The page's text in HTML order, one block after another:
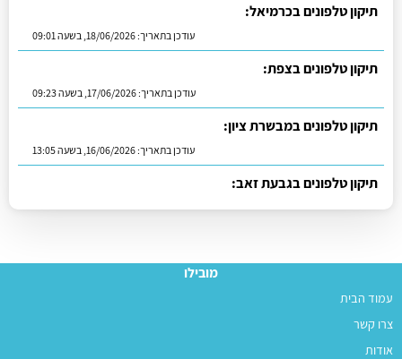
תיקון טלפונים בכרמיאל:
עודכן בתאריך: 18/06/2026, בשעה 09:01
תיקון טלפונים בצפת:
עודכן בתאריך: 17/06/2026, בשעה 09:23
תיקון טלפונים במבשרת ציון:
עודכן בתאריך: 16/06/2026, בשעה 13:05
תיקון טלפונים בגבעת זאב:
עודכן בתאריך:01/07/2026, בשעה 11:23
מובילו
עמוד הבית
צרו קשר
אודות